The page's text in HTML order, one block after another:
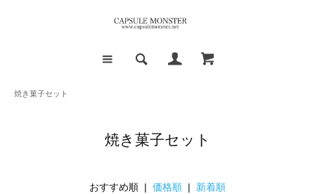
焼き菓子セット
焼き菓子セット
おすすめ順 | 価格順 | 新着順